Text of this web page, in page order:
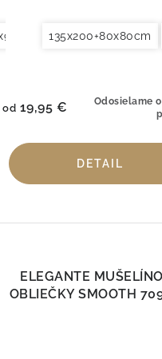
140x220+70x90cm
135x200+80x80cm
Odosielame
od 19,95 €
DETAIL
ELEGANTE
OBLIEČKY SMOOTH